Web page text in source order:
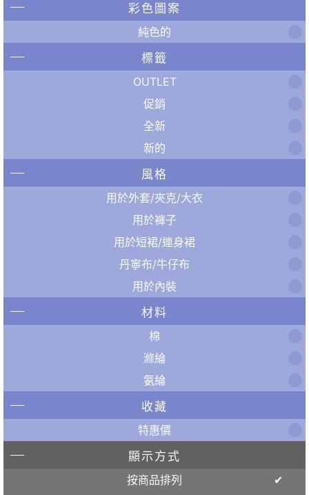
彩色圖案
純色的
標籤
OUTLET
促銷
全新
新的
風格
用於外套/夾克/大衣
用於褲子
用於短裙/連身裙
丹寧布/牛仔布
用於內裝
材料
棉
滌綸
氨綸
收藏
特惠價
顯示方式
按商品排列